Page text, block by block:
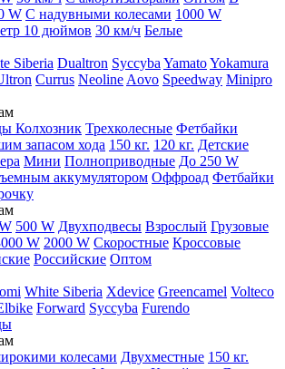
W С надувными колесами 1000 W
10 дюймов 30 км/ч Белые
Siberia Dualtron Syccyba YamatoYokamura
Currus Neoline Aovo Speedway Minipro
Колхозник Трехколесные Фетбайки
запасом хода 150 кг. 120 кг. Детские
Мини Полноприводные До 250 W
аккумулятором Оффроад Фетбайки
500 W Двухподвесы Взрослый Грузовые
W 2000 W Скоростные Кроссовые
Российские Оптом
White Siberia Xdevice Greencamel Volteco
Forward Syccyba Furendo
колесами Двухместные 150 кг.